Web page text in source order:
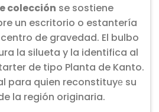
colección se sostiene
un escritorio o estantería
de gravedad. El bulbo
la silueta y la identifica al
de tipo Planta de Kanto.
para quien reconstituyе su
la región originaria.